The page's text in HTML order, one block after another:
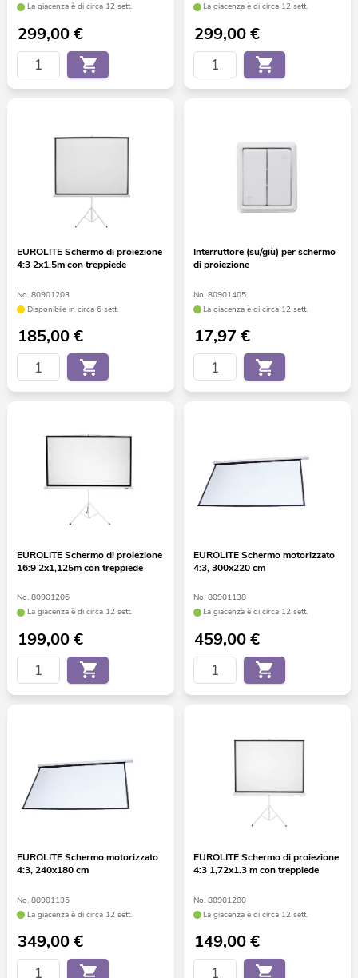
La giacenza è di circa 12 sett.
299,00€
La giacenza è di circa 12 sett.
299,00€
EUROLITE Schermo di proiezione
4:3 2x1.5m con treppiede
No. 80901203
Disponibile in circa 6 sett.
185,00€
Interruttore (su/giù) per schermo
di proiezione
No. 80901405
La giacenza è di circa 12 sett.
17,97 €
EUROLITE Schermo di proiezione
16:9 2x1,125m con treppiede
No. 80901206
La giacenza è di circa 12 sett.
199,00€
EUROLITE Schermo motorizzato
4:3, 300x220 cm
No. 80901138
La giacenza è di circa 12 sett.
459,00€
EUROLITE Schermo motorizzato
4:3, 240x180 cm
No. 80901135
La giacenza è di circa 12 sett.
349,00€
EUROLITE Schermo di proiezione
4:3 1,72x1.3 m con treppiede
No. 80901200
La giacenza è di circa 12 sett.
149,00€